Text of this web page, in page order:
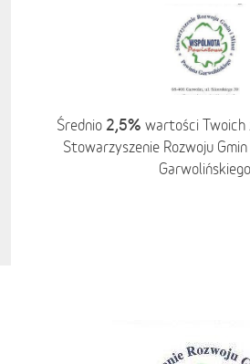
Średnio 2,5% wartości
Stowarzyszenie Rozwoju
Garwolińskiego